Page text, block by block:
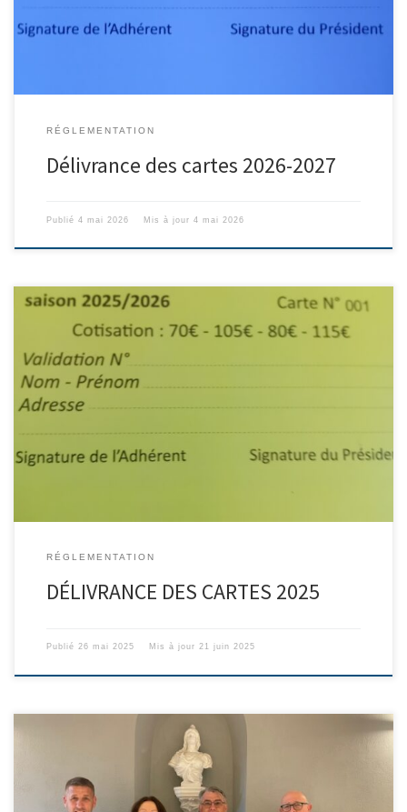
RÉGLEMENTATION
Délivrance des cartes 2026-2027
Publié 4 mai 2026 Mis à jour 4 mai 2026
Salle polyvalente de 9H00 à 11H30 Samedi 2 août 2025 Samedi 23
août 2025 Samedi 13 septembre 2025. Après ces dates, il vous est
toujours possible de récupérer votre carte à la Coopérative
RÉGLEMENTATION
DÉLIVRANCE DES CARTES 2025
Publié 26 mai 2025 Mis à jour 21 juin 2025
Suite à l’appel lancé par la Fédération Nationale des Chasseurs
(FNC) une délégation de chasseurs du Club Cynégétique a